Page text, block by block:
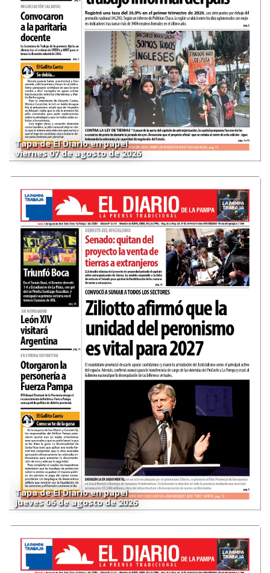
Tapa de El Diario en papel
viernes 07 de agosto de 2026
Tapa de El Diario en papel
jueves 06 de agosto de 2026